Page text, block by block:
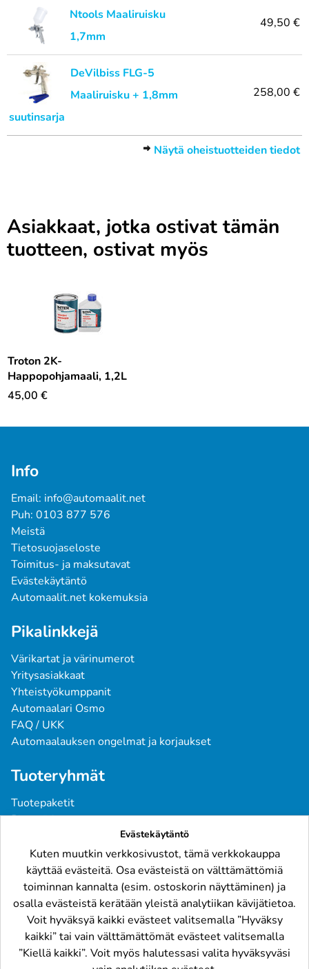
Ntools Maaliruisku
1,7mm
49,50 €
DeVilbiss FLG-5
Maaliruisku + 1,8mm
suutinsarja
258,00 €
Näytä oheistuotteiden tiedot
Asiakkaat, jotka ostivat tämän
tuotteen, ostivat myös
Troton 2K-
Happopohjamaali, 1,2L
45,00 €
Info
Email: info@automaalit.net
Puh: 0103 877 576
Meistä
Tietosuojaseloste
Toimitus- ja maksutavat
Evästekäytäntö
Automaalit.net kokemuksia
Pikalinkkejä
Värikartat ja värinumerot
Yritysasiakkaat
Yhteistyökumppanit
Automaalari Osmo
FAQ / UKK
Automaalauksen ongelmat ja korjaukset
Tuoteryhmät
Tuotepaketit
Pintavärit
Pohjatuotteet
Tarvikkeet
Raskaskalusto
Löydät meidät
Evästekäytäntö
Kuten muutkin verkkosivustot, tämä verkkokauppa
käyttää evästeitä. Osa evästeistä on välttämättömiä
toiminnan kannalta (esim. ostoskorin näyttäminen) ja
osalla evästeistä kerätään yleistä analytiikan kävijätietoa.
Voit hyväksyä kaikki evästeet valitsemalla ”Hyväksy
kaikki” tai vain välttämättömät evästeet valitsemalla
”Kiellä kaikki”. Voit myös halutessasi valita hyväksyväsi